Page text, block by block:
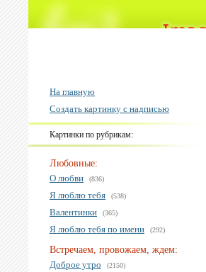
На главную
Создать картинку с надписью
Картинки по рубрикам:
Любовные:
О любви
(836)
Я люблю тебя (538)
Валентинки (365)
Я люблю тебя по имени (292)
Встречаем, провожаем, ждем:
Доброе утро
(2150)